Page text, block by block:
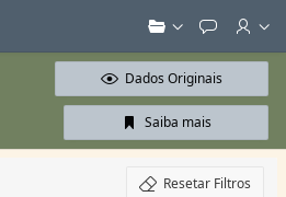
Dados Originais
Saiba mais
Resetar Filtros